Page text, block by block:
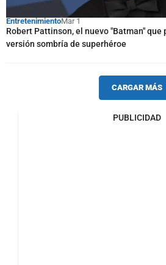
EntretenimientoMar 1
Robert Pattinson, el nuevo "Batman"
versión sombría de superhéroe
CARGAR MÁS
PUBLICIDAD